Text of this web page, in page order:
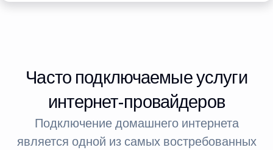
Часто подключаемые услуги
интернет-провайдеров
Подключение домашнего интернета
является одной из самых востребованных